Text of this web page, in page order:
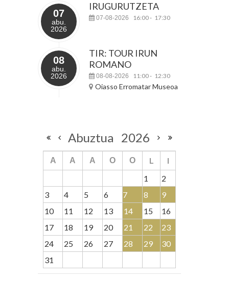
07
abu.
2026
IRUGURUTZETA
07-08-2026 16:00- 17:30
08
abu.
2026
TIR: TOUR IRUN
ROMANO
08-08-2026 11:00- 12:30
Oiasso Erromatar Museoa
Abuztua 2026
A A A O O L
I
1
2
3
4 5 6 7 8
9
10
11 12 13 14 15
16
17
18 19 20 21 22
23
24
25 26 27 28 29
30
31